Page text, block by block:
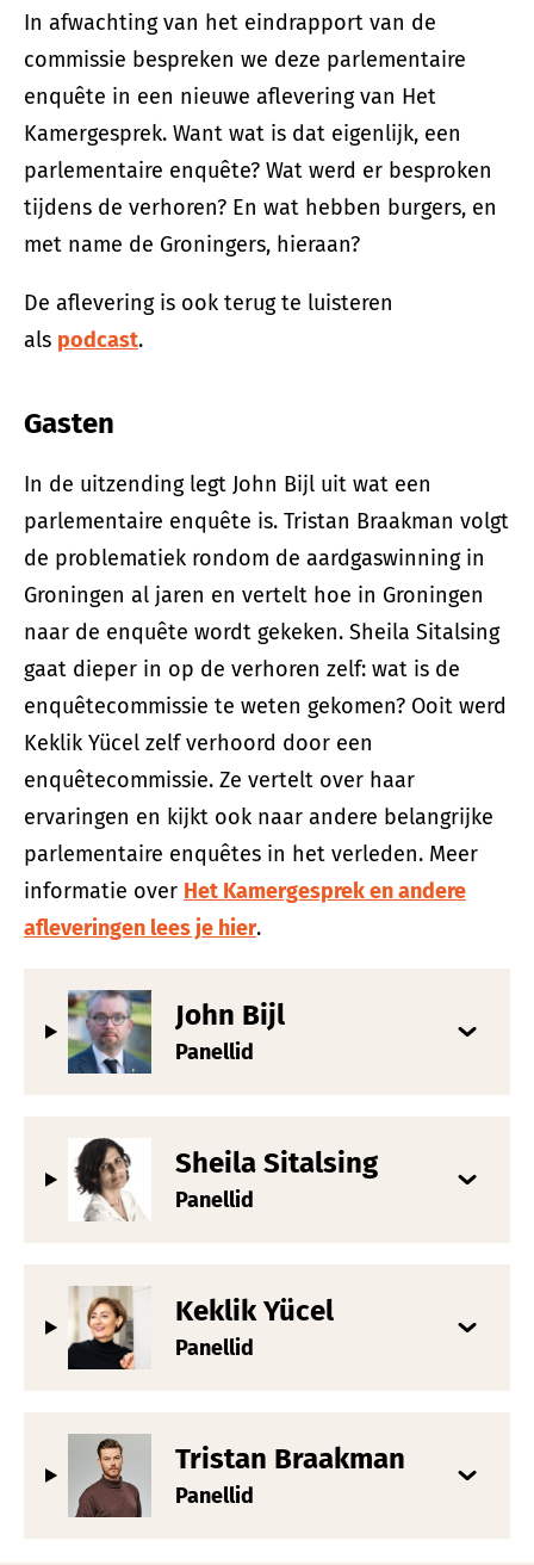
In afwachting van het eindrapport van de
commissie bespreken we deze parlementaire
enquête in een nieuwe aflevering van Het
Kamergesprek. Want wat is dat eigenlijk, een
parlementaire enquête? Wat werd er besproken
tijdens de verhoren? En wat hebben burgers, en
met name de Groningers, hieraan?
De aflevering is ook terug te luisteren
als podcast.
Gasten
In de uitzending legt John Bijl uit wat een
parlementaire enquête is. Tristan Braakman volgt
de problematiek rondom de aardgaswinning in
Groningen al jaren en vertelt hoe in Groningen
naar de enquête wordt gekeken. Sheila Sitalsing
gaat dieper in op de verhoren zelf: wat is de
enquêtecommissie te weten gekomen? Ooit werd
Keklik Yücel zelf verhoord door een
enquêtecommissie. Ze vertelt over haar
ervaringen en kijkt ook naar andere belangrijke
parlementaire enquêtes in het verleden. Meer
informatie over Het Kamergesprek en andere
afleveringen lees je hier.
John Bijl
Panellid
Sheila Sitalsing
Panellid
Keklik Yücel
Panellid
Tristan Braakman
Panellid